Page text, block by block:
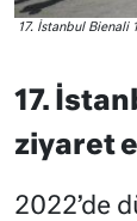
17. İstanbul Bienali
17.
ziyaret
2022’de